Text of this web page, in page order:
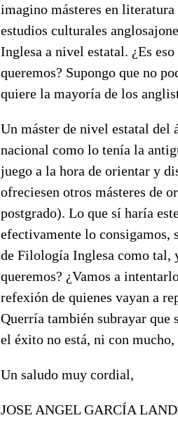
imagino másteres en
estudios culturales
Inglesa a nivel estatal. ¿Es
queremos? Supongo que no
quiere la mayoría de los
Un máster de nivel estatal del
nacional como lo tenía la
juego a la hora de orientar y
ofreciesen otros másteres de
postgrado). Lo que sí haría
efectivamente lo consigamos,
de Filología Inglesa como tal,
queremos? ¿Vamos a
refexión de quienes vayan a
Querría también subrayar que
el éxito no está, ni con mucho,
Un saludo muy cordial,
JOSE ANGEL GARCÍA